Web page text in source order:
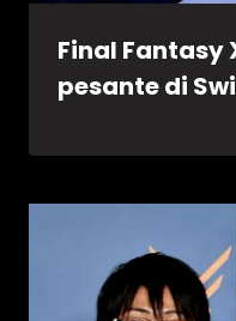
Final Fantasy
pesante di